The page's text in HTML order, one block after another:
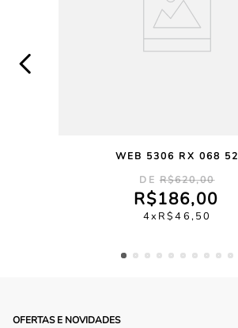
WEB 5306 RX 068 52
R$620,00
R$186,00
4 R$46,50
OFERTAS E NOVIDADES